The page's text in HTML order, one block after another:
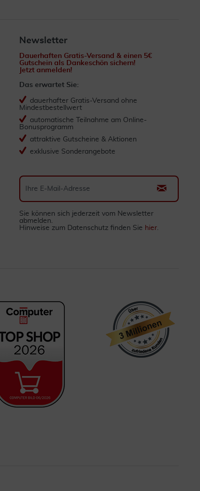
Newsletter
Dauerhaften Gratis-Versand & einen 5€
Gutschein als Dankeschön sichern!
Jetzt anmelden!
Das erwartet Sie:
dauerhafter Gratis-Versand ohne
Mindestbestellwert
automatische Teilnahme am Online-
Bonusprogramm
attraktive Gutscheine & Aktionen
exklusive Sonderangebote
Sie können sich jederzeit vom Newsletter
abmelden.
Hinweise zum Datenschutz finden Sie hier.